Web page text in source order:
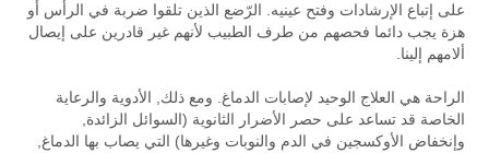
على إتباع الإرشادات وفتح عينيه. الرّضع الذين تلقوا ضربة في الرأس أو
هزة يجب دائما فحصهم من طرف الطبيب لأنهم غير قادرين على إيصال
ألامهم إلينا.
الراحة هي العلاج الوحيد لإصابات الدماغ. ومع ذلك, الأدوية والرعاية
الخاصة قد تساعد على حصر الأضرار الثانوية (السوائل الزائدة,
وإنخفاض الأوكسجين في الدم والنوبات وغيرها) التي يصاب بها الدماغ,